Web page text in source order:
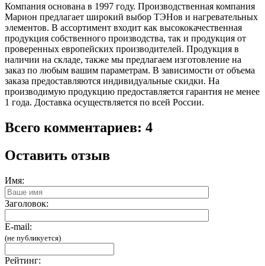
Компания основана в 1997 году. Производственная компания
Марион предлагает широкий выбор ТЭНов и нагревательных
элементов. В ассортимент входит как высококачественная
продукция собственного производства, так и продукция от
проверенных европейских производителей. Продукция в
наличии на складе, также мы предлагаем изготовление на
заказ по любым вашим параметрам. В зависимости от объема
заказа предоставляются индивидуальные скидки. На
производимую продукцию предоставляется гарантия не менее
1 года. Доставка осуществляется по всей России.
Всего комментариев: 4
Оставить отзыв
Имя:
Заголовок:
E-mail:
(не публикуется)
Рейтинг: